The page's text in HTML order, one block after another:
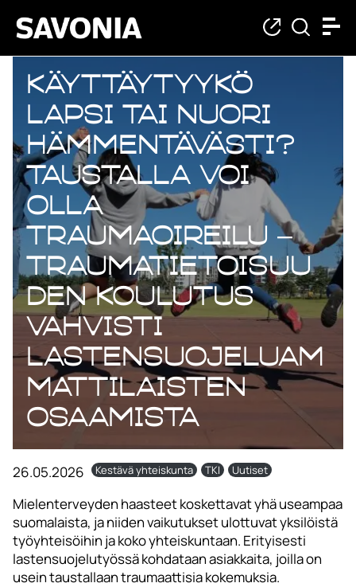
Käyttäytyykö
lapsi tai nuori
hämmentävästi?
Taustalla voi
olla
traumaoireilu –
Traumatietoisuu
den koulutus
vahvisti
lastensuojeluam
mattilaisten
osaamista
26.05.2026 Kestävä yhteiskunta TKI Uutiset
Mielenterveyden haasteet koskettavat yhä useampaa
suomalaista, ja niiden vaikutukset ulottuvat yksilöistä
työyhteisöihin ja koko yhteiskuntaan. Erityisesti
lastensuojelutyössä kohdataan asiakkaita, joilla on
usein taustallaan traumaattisia kokemuksia.